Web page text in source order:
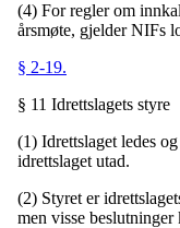
(4) For regler om
årsmøte, gjelder NIFs
§ 2-19.
§ 11 Idrettslagets styre
(1) Idrettslaget ledes
idrettslaget utad.
(2) Styret er
men visse beslutninger